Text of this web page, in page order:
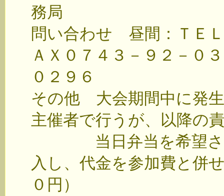
務局
問い合わせ 昼間：ＴＥ
ＡＸ０７４３－９２－０
０２９６
その他 大会期間中に発
主催者で行うが、以降の
当日弁当を希望され
入し、代金を参加費と併
０円）